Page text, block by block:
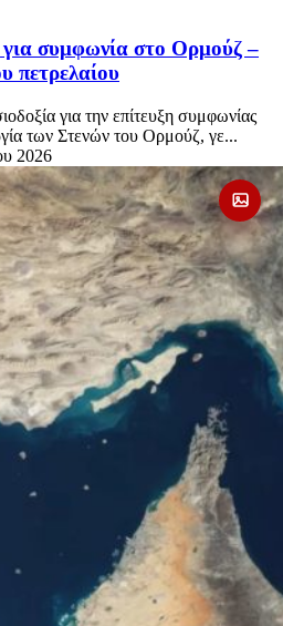
για συμφωνία στο Ορμούζ –
πετρελαίου
για την επίτευξη συμφωνίας
των Στενών του Ορμούζ, γε...
2026